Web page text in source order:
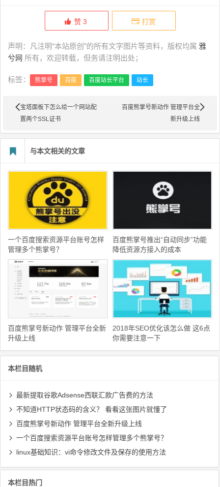
赞 3 打赏
声明：凡注明“本站原创”的所有文字图片等资料，版权均属 雅
兮网 所有，欢迎转载，但务请注明出处；
标签： 熊掌号 百度 百度站长平台 站长
百度熊掌号新动作 管理平台全
新升级上线
宝塔面板下怎么给一个网站配
置两个SSL证书
与本文相关的文章
一个百度搜索资源平台账号怎样
管理多个熊掌号？
百度熊掌号推出“自动同步”功能
降低资源方接入的成本
百度熊掌号新动作 管理平台全新
升级上线
2018年SEO优化该怎么做 这6点
你需要注意一下
本栏目随机
最新提取谷歌Adsense西联汇款广告费的方法
不知道HTTP状态码的含义？ 看看这张图片就懂了
百度熊掌号新动作 管理平台全新升级上线
一个百度搜索资源平台账号怎样管理多个熊掌号？
linux基础知识：vi命令修改文件及保存的使用方法
本栏目热门